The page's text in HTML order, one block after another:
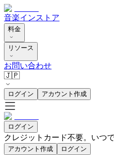
音楽インストア
料金
リソース
お問い合わせ
🇯🇵
ログイン アカウント作成
ログイン
クレジットカード不要。いつ
アカウント作成 ログイン